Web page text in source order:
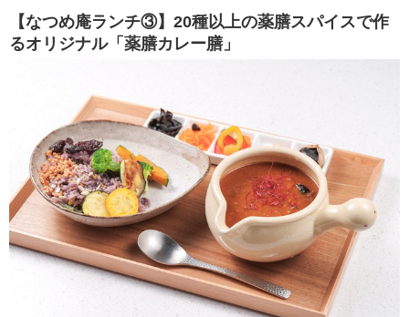
【なつめ庵ランチ③】20種以上の薬膳スパイスで作
るオリジナル「薬膳カレー膳」